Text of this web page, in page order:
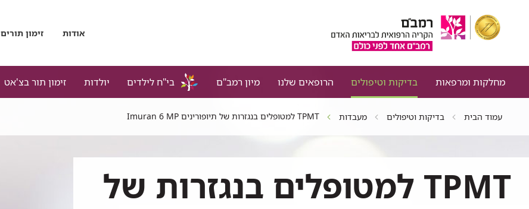
אודות זימון תורים
מחלקות ומרפאות בדיקות וטיפולים הרופאים שלנו מיון רמב"ם בי"ח לילדים יולדות זימון תור בצ'אט
עמוד הבית בדיקות וטיפולים מעבדות TPMT למטופלים בנגזרות של תיופורינים Imuran 6 MP
TPMT למטופלים בנגזרות של